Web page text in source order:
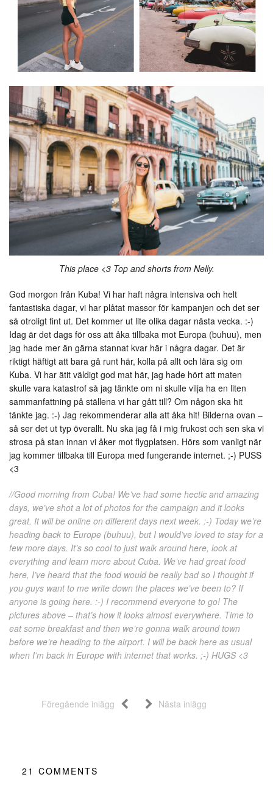
This place <3 Top and shorts from Nelly.
God morgon från Kuba! Vi har haft några intensiva och helt
fantastiska dagar, vi har plåtat massor för kampanjen och det ser
så otroligt fint ut. Det kommer ut lite olika dagar nästa vecka. :-)
Idag är det dags för oss att åka tillbaka mot Europa (buhuu), men
jag hade mer än gärna stannat kvar här i några dagar. Det är
riktigt häftigt att bara gå runt här, kolla på allt och lära sig om
Kuba. Vi har ätit väldigt god mat här, jag hade hört att maten
skulle vara katastrof så jag tänkte om ni skulle vilja ha en liten
sammanfattning på ställena vi har gått till? Om någon ska hit
tänkte jag. :-) Jag rekommenderar alla att åka hit! Bilderna ovan –
så ser det ut typ överallt. Nu ska jag få i mig frukost och sen ska vi
strosa på stan innan vi åker mot flygplatsen. Hörs som vanligt när
jag kommer tillbaka till Europa med fungerande internet. ;-) PUSS
<3
//Good morning from Cuba! We’ve had some hectic and amazing
days, we’ve shot a lot of photos for the campaign and it looks
great. It will be online on different days next week. :-) Today we’re
heading back to Europe (buhuu), but I would’ve loved to stay for a
few more days. It’s so cool to just walk around here, look at
everything and learn more about Cuba. We’ve had great food
here, I’ve heard that the food would be really bad so I thought if
you guys want to me write down the places we’ve been to? If
anyone is going here. :-) I recommend everyone to go! The
pictures above – that’s how it looks almost everywhere. Time to
eat some breakfast and then we’re gonna walk around town
before we’re heading to the airport. I will be back here as usual
when I’m back in Europe with internet that works. ;-) HUGS <3
Föregående inlägg Nästa inlägg
21 COMMENTS